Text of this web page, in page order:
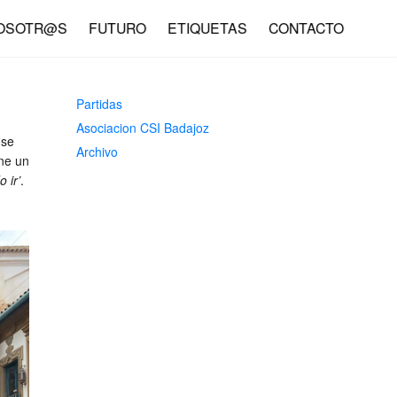
FUTURO ETIQUETAS CONTACTO
Light Dark
un
ir’.
Partidas
Asociacion CSI Badajoz
Archivo